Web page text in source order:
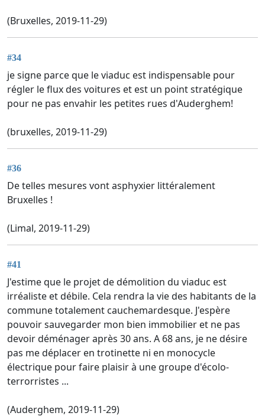
(Bruxelles, 2019-11-29)
#34
je signe parce que le viaduc est indispensable pour
régler le flux des voitures et est un point stratégique
pour ne pas envahir les petites rues d'Auderghem!
(bruxelles, 2019-11-29)
#36
De telles mesures vont asphyxier littéralement
Bruxelles !
(Limal, 2019-11-29)
#41
J'estime que le projet de démolition du viaduc est
irréaliste et débile. Cela rendra la vie des habitants de la
commune totalement cauchemardesque. J'espère
pouvoir sauvegarder mon bien immobilier et ne pas
devoir déménager après 30 ans. A 68 ans, je ne désire
pas me déplacer en trotinette ni en monocycle
électrique pour faire plaisir à une groupe d'écolo-
terrorristes ...
(Auderghem, 2019-11-29)